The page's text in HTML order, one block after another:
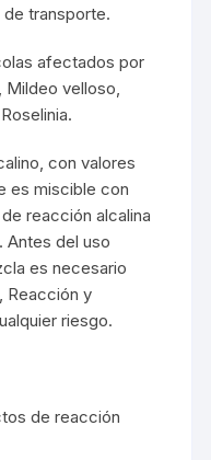
de transporte.
afectados por
velloso,
con valores
es miscible con
reacción alcalina
Antes del uso
es necesario
Reacción y
riesgo.
de reacción